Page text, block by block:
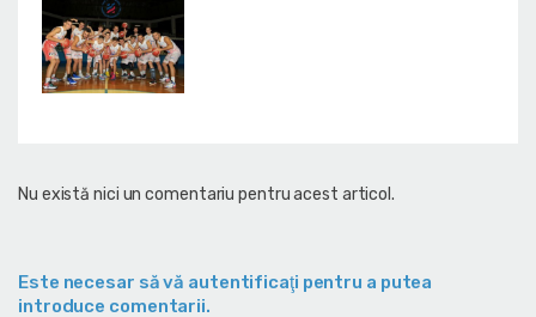
Nu există nici un comentariu pentru acest articol.
Este necesar să vă autentificaţi pentru a putea
introduce comentarii.